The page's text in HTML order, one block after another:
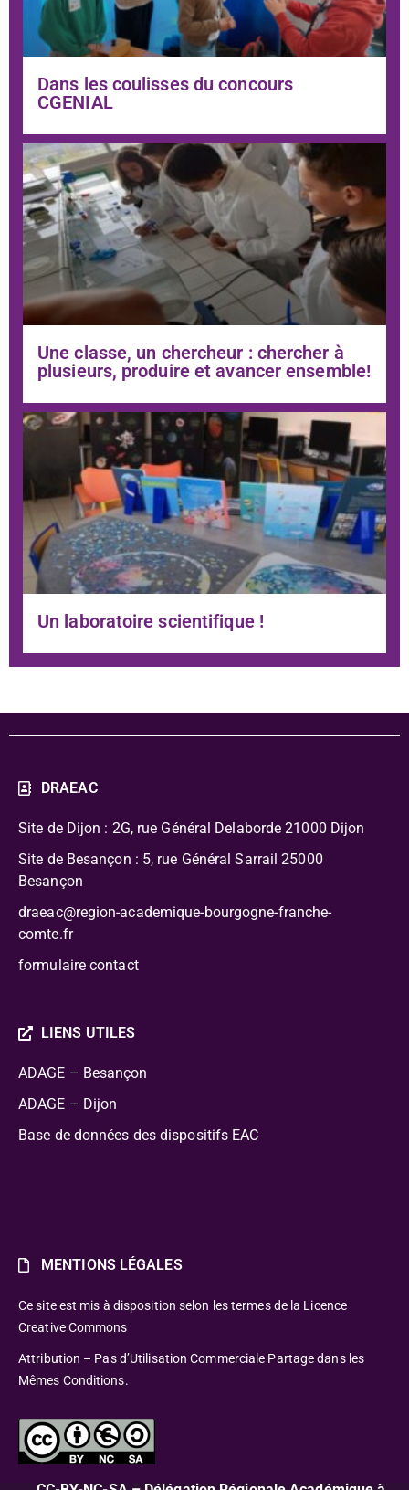
Dans les coulisses du concours
CGENIAL
Une classe, un chercheur : chercher à
plusieurs, produire et avancer ensemble!
Un laboratoire scientifique !
DRAEAC
Site de Dijon : 2G, rue Général Delaborde 21000 Dijon
Site de Besançon : 5, rue Général Sarrail 25000
Besançon
draeac@region-academique-bourgogne-franche-
comte.fr
formulaire contact
LIENS UTILES
ADAGE – Besançon
ADAGE – Dijon
Base de données des dispositifs EAC
MENTIONS LÉGALES
Ce site est mis à disposition selon les termes de la Licence
Creative Commons
Attribution – Pas d’Utilisation Commerciale Partage dans les
Mêmes Conditions.